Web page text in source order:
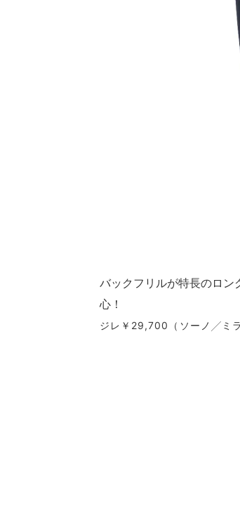
バックフリルが特長のロン
心！
ジレ￥29,700（ソーノ╱ミラ